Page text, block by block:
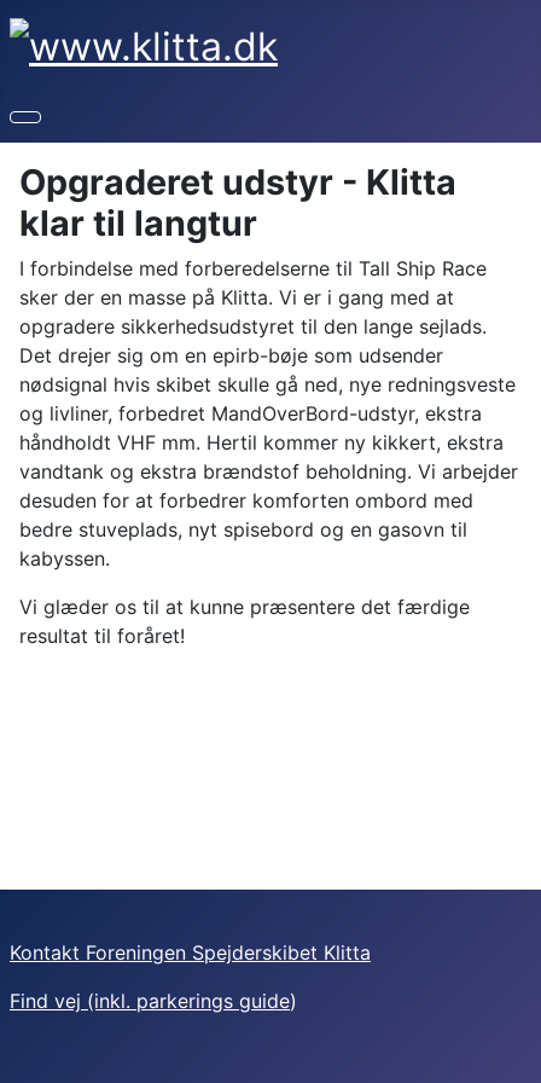
Opgraderet udstyr - Klitta
klar til langtur
I forbindelse med forberedelserne til Tall Ship Race
sker der en masse på Klitta. Vi er i gang med at
opgradere sikkerhedsudstyret til den lange sejlads.
Det drejer sig om en epirb-bøje som udsender
nødsignal hvis skibet skulle gå ned, nye redningsveste
og livliner, forbedret MandOverBord-udstyr, ekstra
håndholdt VHF mm. Hertil kommer ny kikkert, ekstra
vandtank og ekstra brændstof beholdning. Vi arbejder
desuden for at forbedrer komforten ombord med
bedre stuveplads, nyt spisebord og en gasovn til
kabyssen.
Vi glæder os til at kunne præsentere det færdige
resultat til foråret!
Kontakt Foreningen Spejderskibet Klitta
Find vej (inkl. parkerings guide)